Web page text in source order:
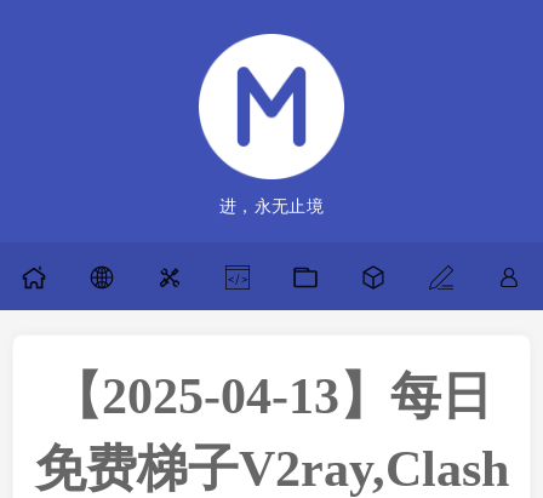
进，永无止境
【2025-04-13】每日
免费梯子V2ray,Clash